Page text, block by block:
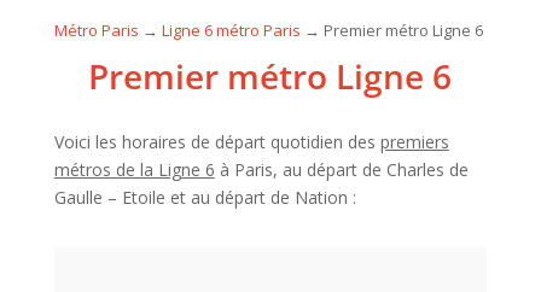
Métro Paris → Ligne 6 métro Paris → Premier métro Ligne 6
Premier métro Ligne 6
Voici les horaires de départ quotidien des premiers
métros de la Ligne 6 à Paris, au départ de Charles de
Gaulle – Etoile et au départ de Nation :